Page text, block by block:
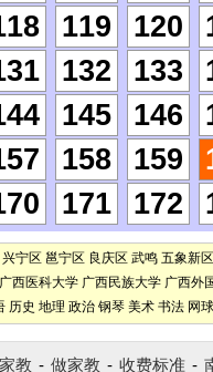
119 120
132 133
145 146
158 159
171 172
兴宁区 邕宁区 良庆区 武鸣 五象新区
广西医科大学 广西民族大学 广西外
历史 地理 政治 钢琴 美术 书法 网球
教 - 做家教 - 收费标准 -